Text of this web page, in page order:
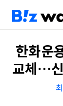
한화운
교체…